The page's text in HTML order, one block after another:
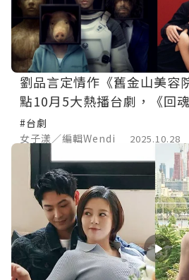
劉品言定情作《舊金山美容
點10月5大熱播台劇，《回
熱潮！
#台劇
女子漾／編輯Wendi
2025.10.28